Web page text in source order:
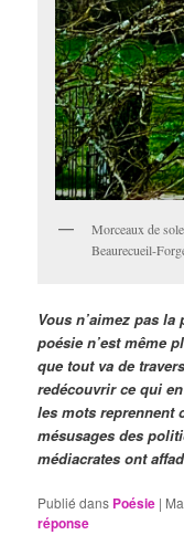
Morceaux de
Beaurecueil-
Vous n’aimez pas
poésie n’est même
que tout va de
redécouvrir ce qui
les mots reprennent
mésusages des
médiacrates ont
Publié dans Poésie |
réponse